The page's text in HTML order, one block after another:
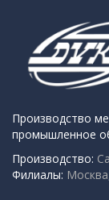
Производство
промышленное
Производство:
Филиалы: